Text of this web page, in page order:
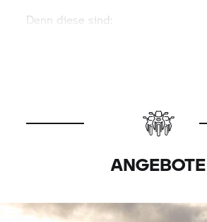
Denn diese sind:
Bezahldiensten,
EC- oder Kreditkarte bezahlen.
ANGEBOTE